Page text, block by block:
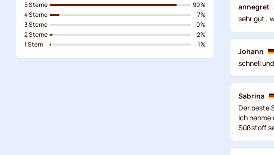
5 Sterne
4 Sterne
3 Sterne
2 Sterne
1 Stern
90%
7%
0%
2%
1%
annegret
sehr gut ,
Johann
schnell
Sabrina
Der beste
Ich nehme
Süßstoff